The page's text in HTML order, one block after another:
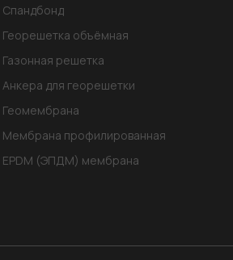
Спандбонд
Георешетка объёмная
Газонная решетка
Анкера для георешетки
Геомембрана
Мембрана профилированная
EPDM (ЭПДМ) мембрана